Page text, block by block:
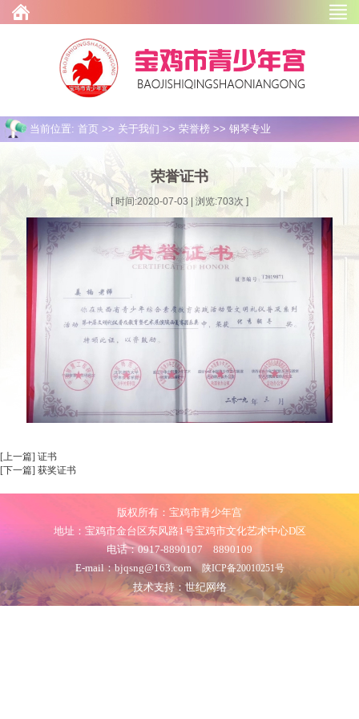
当前位置: 首页 >> 关于我们 >> 荣誉榜 >> 钢琴专业
荣誉证书
[ 时间:2020-07-03 | 浏览:703次 ]
[上一篇] 证书
[下一篇] 获奖证书
版权所有：宝鸡市青少年宫
地址：宝鸡市金台区东风路1号宝鸡市文化艺术中心D区
电话：0917-8890107 8890109
E-mail：bjqsng@163.com 陕ICP备20010251号
技术支持：世纪网络